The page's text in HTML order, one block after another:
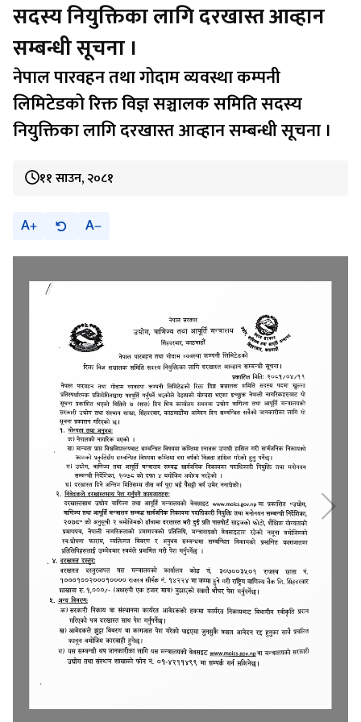
सदस्य नियुक्तिका लागि दरखास्त आव्हान
सम्बन्धी सूचना ।
नेपाल पारवहन तथा गोदाम व्यवस्था कम्पनी
लिमिटेडको रिक्त विज्ञ सञ्चालक समिति सदस्य
नियुक्तिका लागि दरखास्त आव्हान सम्बन्धी सूचना ।
११ साउन, २०८१
A A